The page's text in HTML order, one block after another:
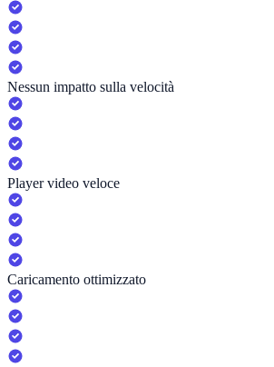
Nessun impatto sulla velocità
Player video veloce
Caricamento ottimizzato